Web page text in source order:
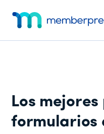
contenido
principal
barra
de
adicional
en
uno
Los
formularios